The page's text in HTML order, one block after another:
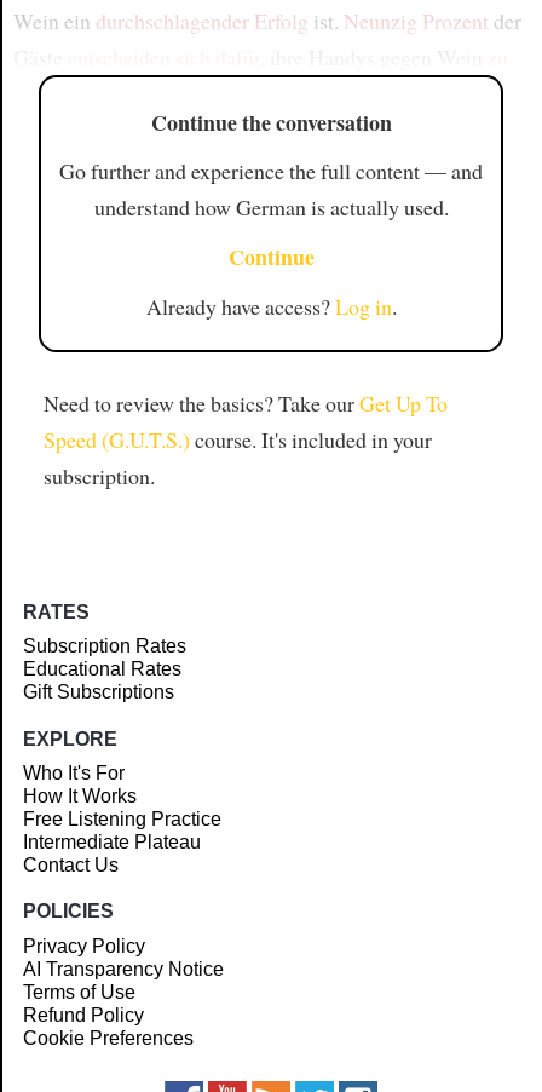
Wein ein durchschlagender Erfolg ist. Neunzig Prozent der
Continue the conversation
Go further and experience the full content — and
understand how German is actually used.
Continue
Already have access?Log in.
Need to review the basics? Take ourGet Up To
Speed (G.U.T.S.) course. It's included in your
subscription.
RATES
Subscription Rates
Educational Rates
Gift Subscriptions
EXPLORE
Who It's For
How It Works
Free Listening Practice
Intermediate Plateau
Contact Us
POLICIES
Privacy Policy
AI Transparency Notice
Terms of Use
Refund Policy
Cookie Preferences